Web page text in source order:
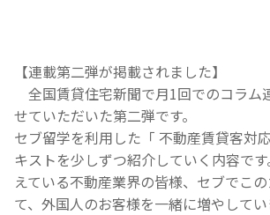
【連載第二弾が掲載されました】
全国賃貸住宅新聞で月1回でのコラム
せていただいた第二弾です。
セブ留学を利用した「 不動産賃貸客対
キストを少しずつ紹介していく内容で
えている不動産業界の皆様、セブでこ
て、外国人のお客様を一緒に増やして